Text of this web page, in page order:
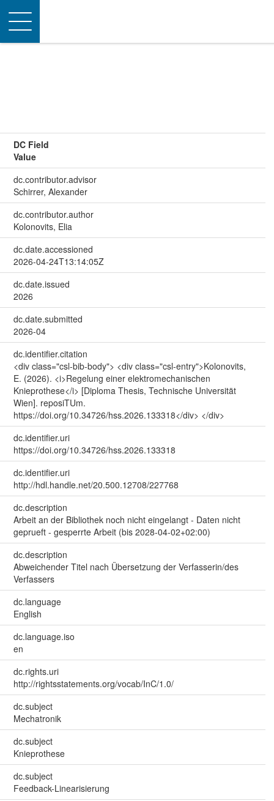
Toggle
navigation
DC Field
Value
dc.contributor.advisor
Schirrer, Alexander
dc.contributor.author
Kolonovits, Elia
dc.date.accessioned
2026-04-24T13:14:05Z
dc.date.issued
2026
dc.date.submitted
2026-04
dc.identifier.citation
<div class="csl-bib-body"> <div class="csl-entry">Kolonovits,
E. (2026). <i>Regelung einer elektromechanischen
Knieprothese</i> [Diploma Thesis, Technische Universität
Wien]. reposiTUm.
https://doi.org/10.34726/hss.2026.133318</div> </div>
dc.identifier.uri
https://doi.org/10.34726/hss.2026.133318
dc.identifier.uri
http://hdl.handle.net/20.500.12708/227768
dc.description
Arbeit an der Bibliothek noch nicht eingelangt - Daten nicht
geprueft - gesperrte Arbeit (bis 2028-04-02+02:00)
dc.description
Abweichender Titel nach Übersetzung der Verfasserin/des
Verfassers
dc.language
English
dc.language.iso
en
dc.rights.uri
http://rightsstatements.org/vocab/InC/1.0/
dc.subject
Mechatronik
dc.subject
Knieprothese
dc.subject
Feedback-Linearisierung